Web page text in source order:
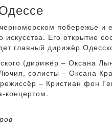
побережье и
Его открытие
главный дирижёр
(дирижёр – Оксана
солисты – Оксана
– Кристиан фон
концертом.